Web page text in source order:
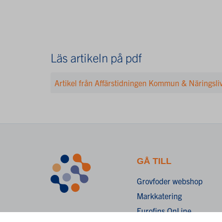
Läs artikeln på pdf
Artikel från Affärstidningen Kommun &
GÅ TILL
Grovfoder webshop
Markkatering
Eurofins OnLine